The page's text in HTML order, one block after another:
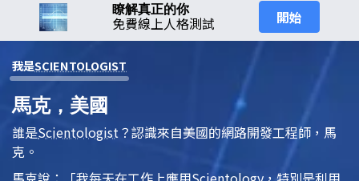
瞭解真正的你
免費線上人格測試 開始
我是SCIENTOLOGIST
馬克，美國
誰是Scientologist ？認識來自美國的網路開發工程師，馬
克。